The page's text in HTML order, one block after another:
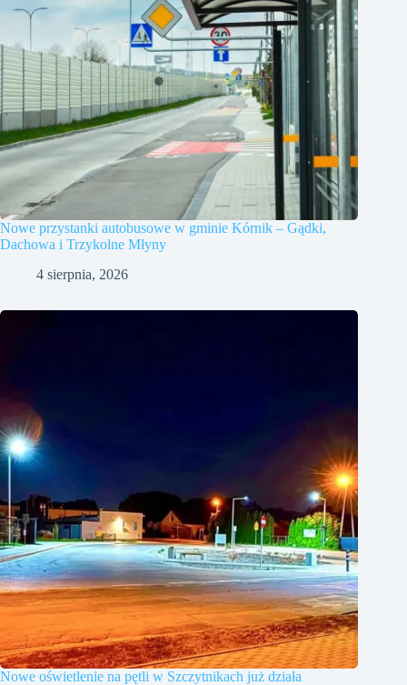
Nowe przystanki autobusowe w gminie Kórnik – Gądki,
Dachowa i Trzykolne Młyny
4 sierpnia, 2026
Nowe oświetlenie na pętli w Szczytnikach już działa